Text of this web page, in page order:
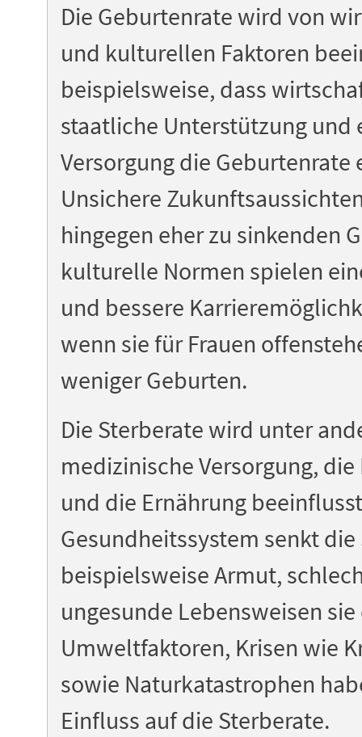
Die Geburtenrate wird von
und kulturellen Faktoren
beispielsweise, dass
staatliche Unterstützung und
Versorgung die Geburtenrate
Unsichere
hingegen eher zu sinkenden
kulturelle Normen spielen
und bessere
wenn sie für Frauen
weniger Geburten.
Die Sterberate wird unter
medizinische Versorgung,
und die Ernährung
Gesundheitssystem senkt
beispielsweise Armut,
ungesunde Lebensweisen
Umweltfaktoren, Krisen wie
sowie Naturkatastrophen
Einfluss auf die Sterberate.